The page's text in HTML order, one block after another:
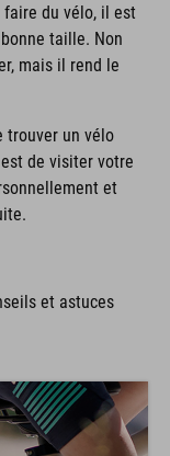
du vélo, il est
taille. Non
mais il rend le
trouver un vélo
de visiter votre
et
et astuces